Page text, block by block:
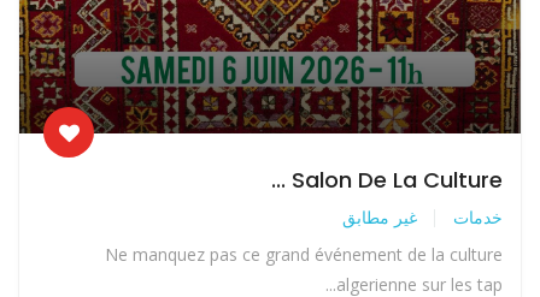
Salon De La Culture ...
خدمات غير مطابق
Ne manquez pas ce grand événement de la culture
algerienne sur les tap...